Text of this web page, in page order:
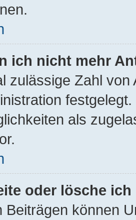
ich nicht mehr
zulässige Zahl
als
oder lösche
Beiträgen können